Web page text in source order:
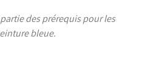
des prérequis pour les
bleue.